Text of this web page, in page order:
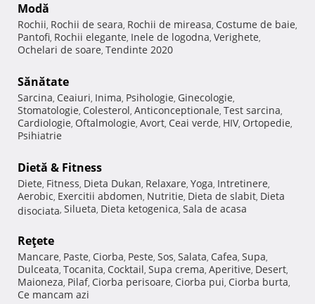
Modă
Rochii, Rochii de seara, Rochii de mireasa, Costume de baie,
Pantofi, Rochii elegante, Inele de logodna, Verighete,
Ochelari de soare, Tendinte 2020
Sănătate
Sarcina, Ceaiuri, Inima, Psihologie, Ginecologie,
Stomatologie, Colesterol, Anticonceptionale, Test sarcina,
Cardiologie, Oftalmologie, Avort, Ceai verde, HIV, Ortopedie,
Psihiatrie
Dietă & Fitness
Diete, Fitness, Dieta Dukan, Relaxare, Yoga, Intretinere,
Aerobic, Exercitii abdomen, Nutritie, Dieta de slabit, Dieta
disociata, Silueta, Dieta ketogenica, Sala de acasa
Reţete
Mancare, Paste, Ciorba, Peste, Sos, Salata, Cafea, Supa,
Dulceata, Tocanita, Cocktail, Supa crema, Aperitive, Desert,
Maioneza, Pilaf, Ciorba perisoare, Ciorba pui, Ciorba burta,
Ce mancam azi